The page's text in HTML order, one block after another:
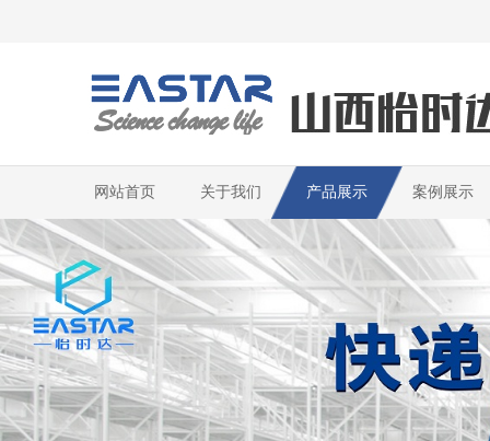
网站首页 关于我们 产品展示 案例展示